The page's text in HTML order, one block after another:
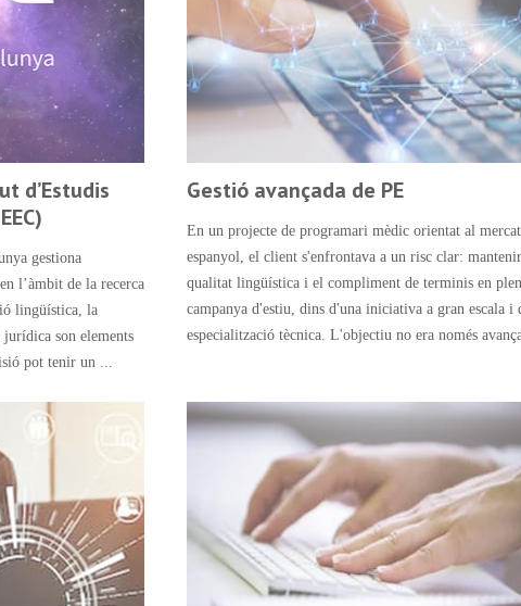
d’Estudis
gestiona
l’àmbit de la recerca
lingüística, la
son elements
pot tenir un ...
Gestió avançada de PE
En un projecte de programari mèdic orientat al mercat
espanyol, el client s'enfrontava a un risc clar:
qualitat lingüística i el compliment de terminis en
campanya d'estiu, dins d'una iniciativa a gran escala i
especialització tècnica. L'objectiu no era només